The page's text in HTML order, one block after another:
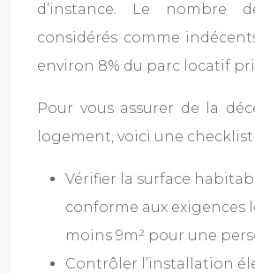
d’instance. Le nombre
considérés comme
environ 8% du parc locatif
Pour vous assurer de la
logement, voici une checklist
Vérifier la surface
conforme aux exigences
moins 9m² pour une
Contrôler l’installation